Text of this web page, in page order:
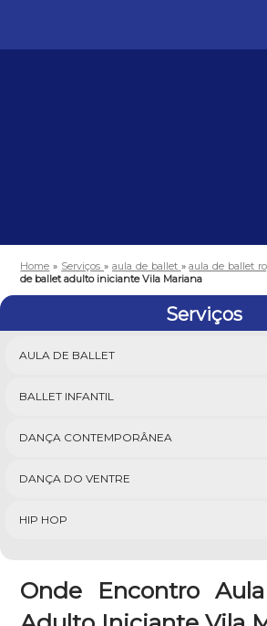
Home » Serviços» aula de ballet »aula de ballet
de ballet adulto iniciante Vila Mariana
Serviços
AULA DE BALLET
BALLET INFANTIL
DANÇA CONTEMPORÂNEA
DANÇA DO VENTRE
HIP HOP
Onde Encontro